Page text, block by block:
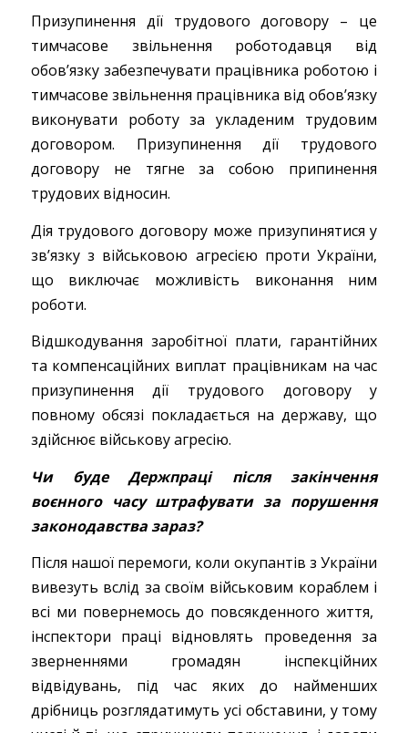
Призупинення дії трудового договору – це
тимчасове звільнення роботодавця від
обов’язку забезпечувати працівника роботою і
тимчасове звільнення працівника від обов’язку
виконувати роботу за укладеним трудовим
договором. Призупинення дії трудового
договору не тягне за собою припинення
трудових відносин.
Дія трудового договору може призупинятися у
зв’язку з військовою агресією проти України,
що виключає можливість виконання ним
роботи.
Відшкодування заробітної плати, гарантійних
та компенсаційних виплат працівникам на час
призупинення дії трудового договору у
повному обсязі покладається на державу, що
здійснює військову агресію.
Чи буде Держпраці після закінчення
воєнного часу штрафувати за порушення
законодавства зараз?
Після нашої перемоги, коли окупантів з України
вивезуть вслід за своїм військовим кораблем і
всі ми повернемось до повсякденного життя,
інспектори праці відновлять проведення за
зверненнями громадян інспекційних
відвідувань, під час яких до найменших
дрібниць розглядатимуть усі обставини, у тому